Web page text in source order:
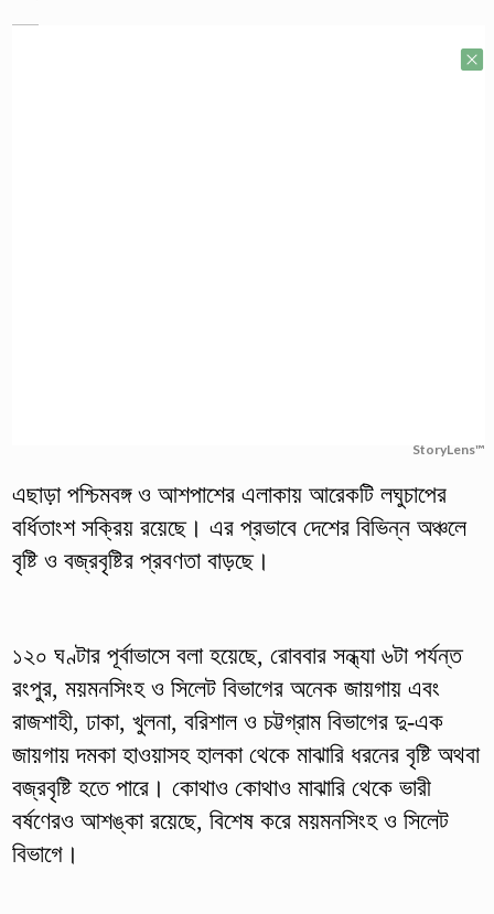
StoryLens™
এছাড়া পশ্চিমবঙ্গ ও আশপাশের এলাকায় আরেকটি লঘুচাপের
বর্ধিতাংশ সক্রিয় রয়েছে। এর প্রভাবে দেশের বিভিন্ন অঞ্চলে
বৃষ্টি ও বজ্রবৃষ্টির প্রবণতা বাড়ছে।
১২০ ঘণ্টার পূর্বাভাসে বলা হয়েছে, রোববার সন্ধ্যা ৬টা পর্যন্ত
রংপুর, ময়মনসিংহ ও সিলেট বিভাগের অনেক জায়গায় এবং
রাজশাহী, ঢাকা, খুলনা, বরিশাল ও চট্টগ্রাম বিভাগের দু-এক
জায়গায় দমকা হাওয়াসহ হালকা থেকে মাঝারি ধরনের বৃষ্টি অথবা
বজ্রবৃষ্টি হতে পারে। কোথাও কোথাও মাঝারি থেকে ভারী
বর্ষণেরও আশঙ্কা রয়েছে, বিশেষ করে ময়মনসিংহ ও সিলেট
বিভাগে।